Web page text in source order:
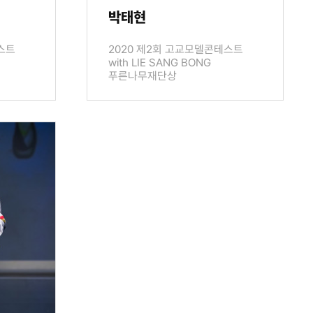
트
박태현
2020 제2회 고교모델콘테스트
with LIE SANG BONG
푸른나무재단상